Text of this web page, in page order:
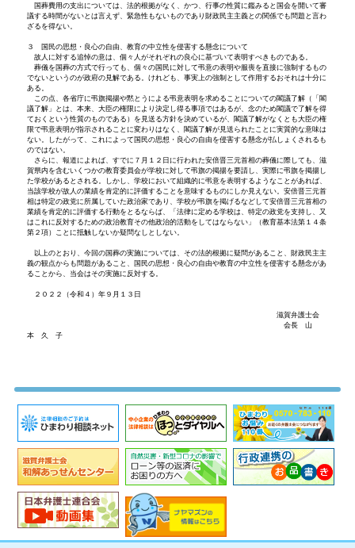
国葬費用の支出については、法的根拠がなく、かつ、行事の性質に鑑みると国会を開いて審
議する時間がないとは言えず、緊急性もないものであり財政民主主義との関係でも問題と言わ
ざるを得ない。
３ 国民の思想・良心の自由、教育の中立性を侵害する懸念について
故人に対する追悼の意は、個々人がそれぞれの良心に基づいて表明すべきものである。
葬儀を国葬の方式で行っても、個々の国民に対して弔意の表明や服喪を直接に強制するもの
でないというのが政府の見解である。けれども、事実上の強制として作用するおそれは十分に
ある。
この点、各省庁に弔旗掲揚や黙とうによる弔意表明を求めることについての閣議了解（「閣
議了解」とは、本来、大臣の権限により決定し得る事項ではあるが、念のため閣議で了解を得
ておくという性質のものである）を見送る方針を決めているが、閣議了解がなくとも大臣の権
限で弔意表明が指示されることに変わりはなく、閣議了解が見送られたことに実質的な意味は
ない。したがって、これによって国民の思想・良心の自由を侵害する懸念が払しょくされるも
のではない。
さらに、報道によれば、すでに７月１２日に行われた安倍晋三元首相の葬儀に際しても、滋
賀県内を含むいくつかの教育委員会が学校に対して弔旗の掲揚を要請し、実際に弔旗を掲揚し
た学校があるとされる。しかし、学校において組織的に弔意を表明するようなことがあれば、
当該学校が故人の業績を肯定的に評価することを意味するものにしか見えない。安倍晋三元首
相は特定の政党に所属していた政治家であり、学校が弔旗を掲げるなどして安倍晋三元首相の
業績を肯定的に評価する行動をとるならば、「法律に定める学校は、特定の政党を支持し、又
はこれに反対するための政治教育その他政治的活動をしてはならない」（教育基本法第１４条
第２項）ことに抵触しないか疑問なしとしない。
以上のとおり、今回の国葬の実施については、その法的根拠に疑問があること、財政民主主
義の観点からも問題があること、国民の思想・良心の自由や教育の中立性を侵害する懸念があ
ることから、当会はその実施に反対する。
２０２２（令和４）年９月１３日
滋賀弁護士会
会長 山
本 久 子